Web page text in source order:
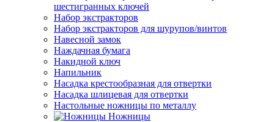
шестигранных ключей
Набор экстракторов
Набор экстракторов для шурупов/винтов
Навесной замок
Наждачная бумага
Накидной ключ
Напильник
Насадка крестообразная для отвертки
Насадка шлицевая для отвертки
Настольные ножницы по металлу
Ножницы